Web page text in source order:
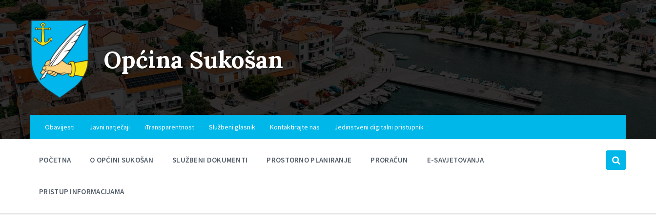
Skip
to
content
Skip
to
main
navigation
Skip
to
footer
Općina Sukošan
Obavijesti Javni natječaji iTransparentnost Službeni glasnik Kontaktirajte nas Jedinstveni digitalni pristupnik
POČETNA O OPĆINI SUKOŠAN SLUŽBENI DOKUMENTI PROSTORNO PLANIRANJE PRORAČUN E-SAVJETOVANJA
PRISTUP INFORMACIJAMA